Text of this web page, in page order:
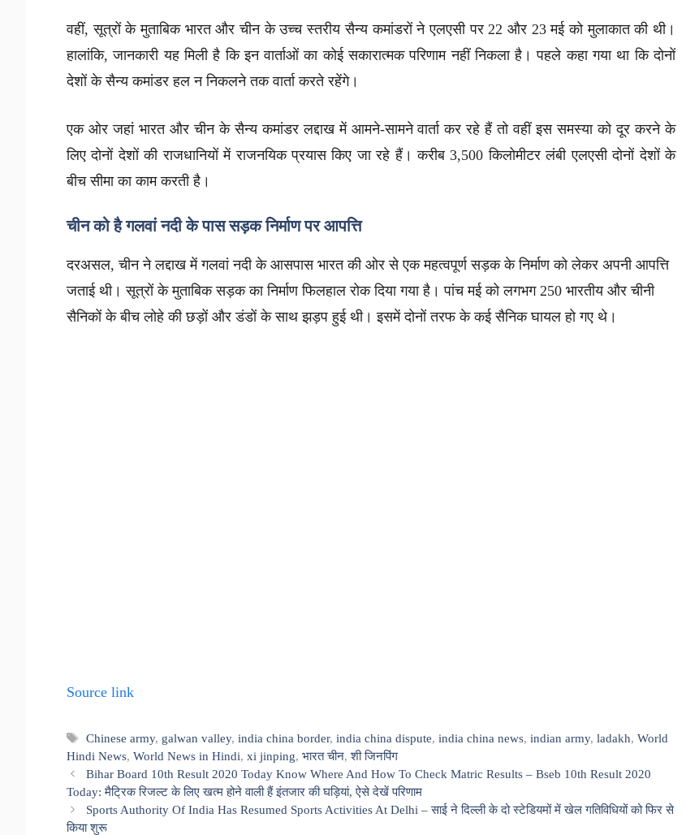
वहीं, सूत्रों के मुताबिक भारत और चीन के उच्च स्तरीय सैन्य कमांडरों ने एलएसी पर 22 और 23 मई को मुलाकात की थी।
हालांकि, जानकारी यह मिली है कि इन वार्ताओं का कोई सकारात्मक परिणाम नहीं निकला है। पहले कहा गया था कि दोनों
देशों के सैन्य कमांडर हल न निकलने तक वार्ता करते रहेंगे।
एक ओर जहां भारत और चीन के सैन्य कमांडर लद्दाख में आमने-सामने वार्ता कर रहे हैं तो वहीं इस समस्या को दूर करने के
लिए दोनों देशों की राजधानियों में राजनयिक प्रयास किए जा रहे हैं। करीब 3,500 किलोमीटर लंबी एलएसी दोनों देशों के
बीच सीमा का काम करती है।
चीन को है गलवां नदी के पास सड़क निर्माण पर आपत्ति
दरअसल, चीन ने लद्दाख में गलवां नदी के आसपास भारत की ओर से एक महत्वपूर्ण सड़क के निर्माण को लेकर अपनी आपत्ति
जताई थी। सूत्रों के मुताबिक सड़क का निर्माण फिलहाल रोक दिया गया है। पांच मई को लगभग 250 भारतीय और चीनी
सैनिकों के बीच लोहे की छड़ों और डंडों के साथ झड़प हुई थी। इसमें दोनों तरफ के कई सैनिक घायल हो गए थे।
Source link
Tags
Chinese army, galwan valley,india china border,india china dispute,india china news,indian army,ladakh,World
Hindi News, World News in Hindi, xi jinping, भारत चीन,शी जिनपिंग
Bihar Board 10th Result 2020 Today Know Where And How To Check Matric Results – Bseb 10th Result 2020
Today: मैट्रिक रिजल्ट के लिए खत्म होने वाली हैं इंतजार की घड़ियां, ऐसे देखें परिणाम
Sports Authority Of India Has Resumed Sports Activities At Delhi – साई ने दिल्ली के दो स्टेडियमों में खेल गतिविधियों को फिर से
किया शुरू